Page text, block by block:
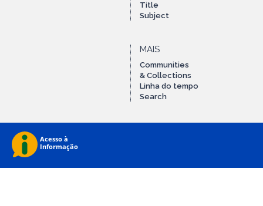
Title
Subject
MAIS
Communities
& Collections
Linha do tempo
Search